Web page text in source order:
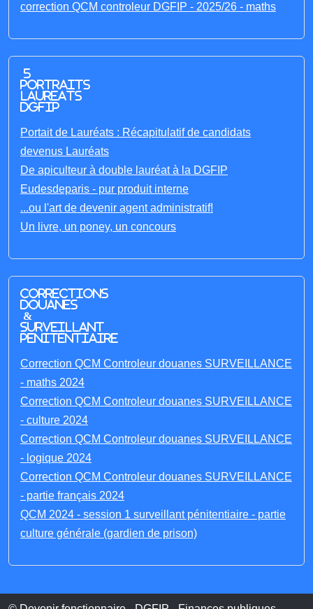
correction QCM controleur DGFIP - 2025/26 - maths
5
portraits
laureats
DGFIP
Portait de Lauréats : Récapitulatif de candidats
devenus Lauréats
De apiculteur à double lauréat à la DGFIP
Eudesdeparis - pur produit interne
...ou l'art de devenir agent administratif!
Un livre, un poney, un concours
Corrections
Douanes
&
Surveillant
penitentiaire
Correction QCM Controleur douanes SURVEILLANCE
- maths 2024
Correction QCM Controleur douanes SURVEILLANCE
- culture 2024
Correction QCM Controleur douanes SURVEILLANCE
- logique 2024
Correction QCM Controleur douanes SURVEILLANCE
- partie français 2024
QCM 2024 - session 1 surveillant pénitentiaire - partie
culture générale (gardien de prison)